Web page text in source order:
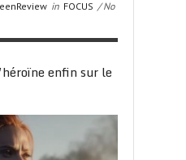
in FOCUS / No
enfin sur le